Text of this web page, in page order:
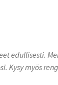
edullisesti.
Kysy myös